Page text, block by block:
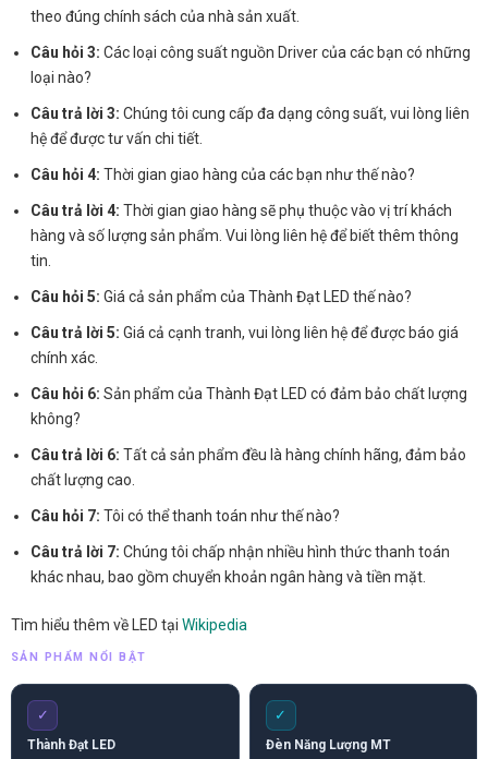
theo đúng chính sách của nhà sản xuất.
Câu hỏi 3: Các loại công suất nguồn Driver của các bạn có những
loại nào?
Câu trả lời 3: Chúng tôi cung cấp đa dạng công suất, vui lòng liên
hệ để được tư vấn chi tiết.
Câu hỏi 4: Thời gian giao hàng của các bạn như thế nào?
Câu trả lời 4: Thời gian giao hàng sẽ phụ thuộc vào vị trí khách
hàng và số lượng sản phẩm. Vui lòng liên hệ để biết thêm thông
tin.
Câu hỏi 5: Giá cả sản phẩm của Thành Đạt LED thế nào?
Câu trả lời 5: Giá cả cạnh tranh, vui lòng liên hệ để được báo giá
chính xác.
Câu hỏi 6: Sản phẩm của Thành Đạt LED có đảm bảo chất lượng
không?
Câu trả lời 6: Tất cả sản phẩm đều là hàng chính hãng, đảm bảo
chất lượng cao.
Câu hỏi 7: Tôi có thể thanh toán như thế nào?
Câu trả lời 7: Chúng tôi chấp nhận nhiều hình thức thanh toán
khác nhau, bao gồm chuyển khoản ngân hàng và tiền mặt.
Tìm hiểu thêm về LED tại Wikipedia
SẢN PHẨM NỔI BẬT
✓
Thành Đạt LED
✓
Đèn Năng Lượng MT